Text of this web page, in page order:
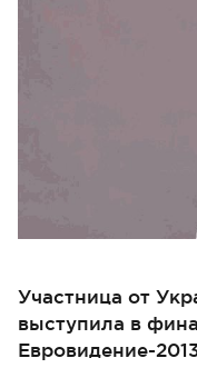
Участница от
выступила в
Евровидение-